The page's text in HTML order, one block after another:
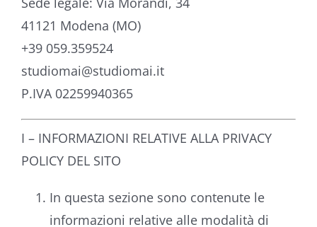
41121 Modena (MO)
+39 059.359524
studiomai@studiomai.it
P.IVA 02259940365
I – INFORMAZIONI RELATIVE ALLA PRIVACY
POLICY DEL SITO
In questa sezione sono contenute le
informazioni relative alle modalità di